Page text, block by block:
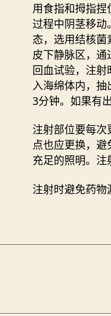
用食指和拇指
过程中阴茎移动
态，选用结核
皮下静脉区，
回血试验，注
入海绵体内，
3分钟。如果有
注射部位要每
点也应更换，
充足的照明。注
注射时避免药物